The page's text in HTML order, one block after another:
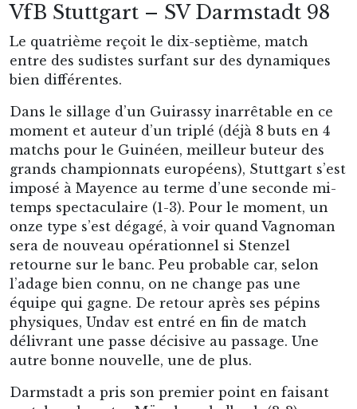
VfB Stuttgart – SV Darmstadt 98
Le quatrième reçoit le dix-septième, match
entre des sudistes surfant sur des dynamiques
bien différentes.
Dans le sillage d’un Guirassy inarrêtable en ce
moment et auteur d’un triplé (déjà 8 buts en 4
matchs pour le Guinéen, meilleur buteur des
grands championnats européens), Stuttgart s’est
imposé à Mayence au terme d’une seconde mi-
temps spectaculaire (1-3). Pour le moment, un
onze type s’est dégagé, à voir quand Vagnoman
sera de nouveau opérationnel si Stenzel
retourne sur le banc. Peu probable car, selon
l’adage bien connu, on ne change pas une
équipe qui gagne. De retour après ses pépins
physiques, Undav est entré en fin de match
délivrant une passe décisive au passage. Une
autre bonne nouvelle, une de plus.
Darmstadt a pris son premier point en faisant